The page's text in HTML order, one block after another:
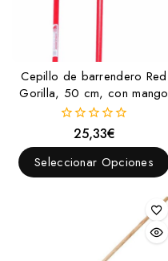
Cepillo de barrendero Red
Gorilla, 50 cm, con mango
fuera
de
5
25,33€
Seleccionar Opciones